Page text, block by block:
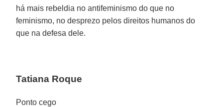
há mais rebeldia no antifeminismo do que no
feminismo, no desprezo pelos direitos humanos do
que na defesa dele.
Tatiana Roque
Ponto cego